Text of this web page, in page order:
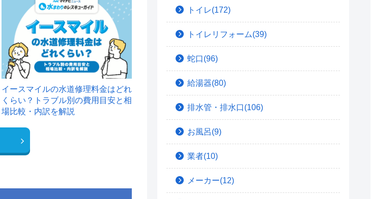
イースマイルの水道修理料金はどれ
くらい？トラブル別の費用目安と相
場比較・内訳を解説
トイレ(172)
トイレリフォーム(39)
蛇口(96)
給湯器(80)
排水管・排水口(106)
お風呂(9)
業者(10)
メーカー(12)